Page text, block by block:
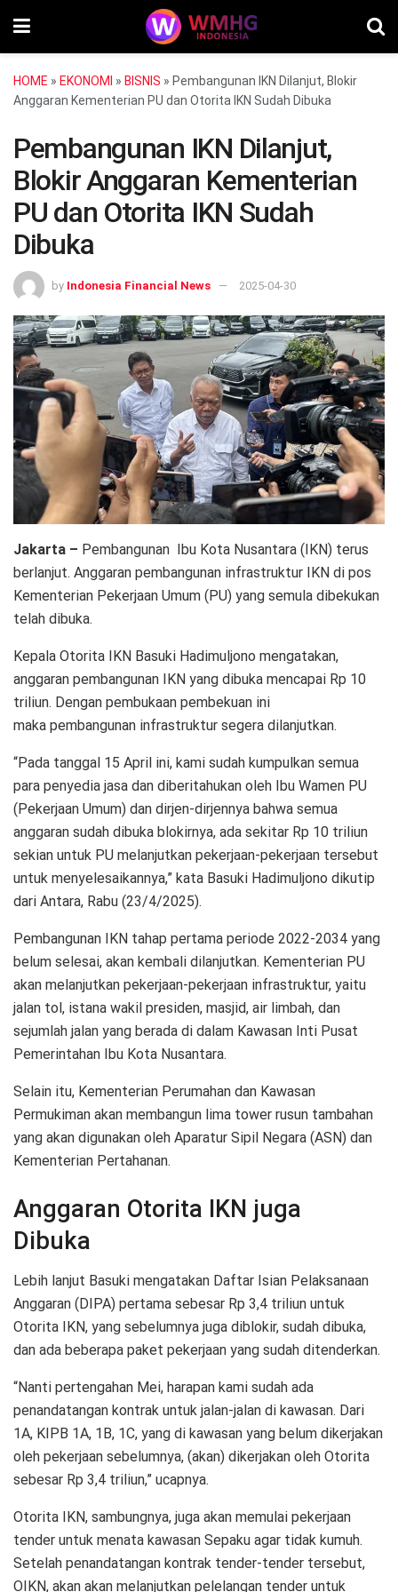
HOME » EKONOMI » BISNIS » Pembangunan IKN Dilanjut, Blokir
Anggaran Kementerian PU dan Otorita IKN Sudah Dibuka
Pembangunan IKN Dilanjut,
Blokir Anggaran Kementerian
PU dan Otorita IKN Sudah
Dibuka
by Indonesia Financial News 2025-04-30
Jakarta – Pembangunan Ibu Kota Nusantara (IKN) terus
berlanjut. Anggaran pembangunan infrastruktur IKN di pos
Kementerian Pekerjaan Umum (PU) yang semula dibekukan
telah dibuka.
Kepala Otorita IKN Basuki Hadimuljono mengatakan,
anggaran pembangunan IKN yang dibuka mencapai Rp 10
triliun. Dengan pembukaan pembekuan ini
maka pembangunan infrastruktur segera dilanjutkan.
“Pada tanggal 15 April ini, kami sudah kumpulkan semua
para penyedia jasa dan diberitahukan oleh Ibu Wamen PU
(Pekerjaan Umum) dan dirjen-dirjennya bahwa semua
anggaran sudah dibuka blokirnya, ada sekitar Rp 10 triliun
sekian untuk PU melanjutkan pekerjaan-pekerjaan tersebut
untuk menyelesaikannya,” kata Basuki Hadimuljono dikutip
dari Antara, Rabu (23/4/2025).
Pembangunan IKN tahap pertama periode 2022-2034 yang
belum selesai, akan kembali dilanjutkan. Kementerian PU
akan melanjutkan pekerjaan-pekerjaan infrastruktur, yaitu
jalan tol, istana wakil presiden, masjid, air limbah, dan
sejumlah jalan yang berada di dalam Kawasan Inti Pusat
Pemerintahan Ibu Kota Nusantara.
Selain itu, Kementerian Perumahan dan Kawasan
Permukiman akan membangun lima tower rusun tambahan
yang akan digunakan oleh Aparatur Sipil Negara (ASN) dan
Kementerian Pertahanan.
Anggaran Otorita IKN juga
Dibuka
Lebih lanjut Basuki mengatakan Daftar Isian Pelaksanaan
Anggaran (DIPA) pertama sebesar Rp 3,4 triliun untuk
Otorita IKN, yang sebelumnya juga diblokir, sudah dibuka,
dan ada beberapa paket pekerjaan yang sudah ditenderkan.
“Nanti pertengahan Mei, harapan kami sudah ada
penandatangan kontrak untuk jalan-jalan di kawasan. Dari
1A, KIPB 1A, 1B, 1C, yang di kawasan yang belum dikerjakan
oleh pekerjaan sebelumnya, (akan) dikerjakan oleh Otorita
sebesar Rp 3,4 triliun,” ucapnya.
Otorita IKN, sambungnya, juga akan memulai pekerjaan
tender untuk menata kawasan Sepaku agar tidak kumuh.
Setelah penandatangan kontrak tender-tender tersebut,
OIKN, akan akan melanjutkan pelelangan tender untuk